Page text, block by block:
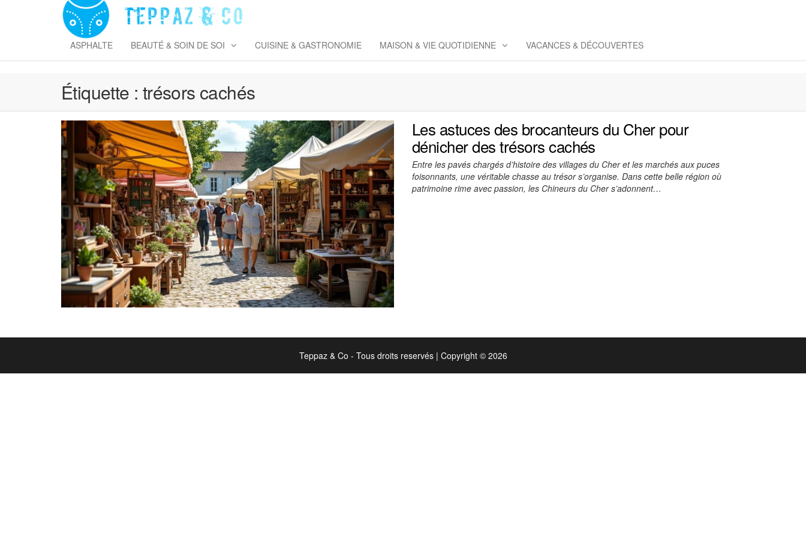
& Co
ASPHALTE BEAUTÉ & SOIN DE SOI CUISINE & GASTRONOMIE MAISON & VIE QUOTIDIENNE VACANCES & DÉCOUVERTES
Étiquette : trésors cachés
Les astuces des brocanteurs du Cher pour
dénicher des trésors cachés
Entre les pavés chargés d’histoire des villages du Cher et les marchés aux puces
foisonnants, une véritable chasse au trésor s’organise. Dans cette belle région où
patrimoine rime avec passion, les Chineurs du Cher s’adonnent…
Teppaz & Co - Tous droits reservés | Copyright © 2026